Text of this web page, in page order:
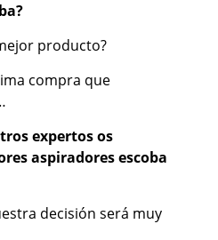
producto?
compra que
expertos os
aspiradores escoba
decisión será muy